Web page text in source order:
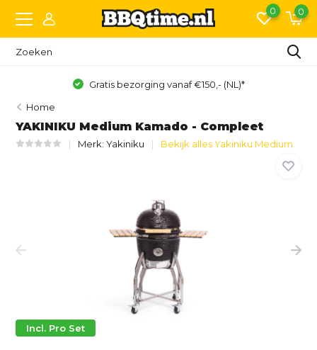
0 0
Achteraf betalen met Klarna of IN3
Home
YAKINIKU Medium Kamado - Compleet
Merk:Yakiniku Bekijk alles Yakiniku Medium
Incl. Pro Set